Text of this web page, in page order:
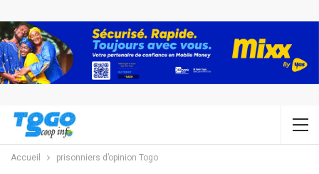
Accueil prisonniers d’opinion Togo